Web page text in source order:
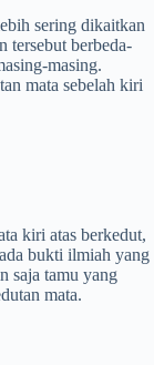
sering dikaitkan
tersebut berbeda-
masing.
mata sebelah kiri
kiri atas berkedut,
bukti ilmiah yang
saja tamu yang
mata.